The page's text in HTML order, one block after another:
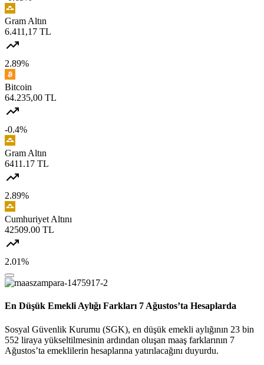
Gram Altın
6.411,17 TL
2.89%
Bitcoin
64.235,00 TL
-0.4%
Gram Altın
6411.17 TL
2.89%
Cumhuriyet Altını
42509.00 TL
2.01%
En Düşük Emekli Aylığı Farkları 7 Ağustos’ta Hesaplarda
Sosyal Güvenlik Kurumu (SGK), en düşük emekli aylığının 23 bin
552 liraya yükseltilmesinin ardından oluşan maaş farklarının 7
Ağustos’ta emeklilerin hesaplarına yatırılacağını duyurdu.